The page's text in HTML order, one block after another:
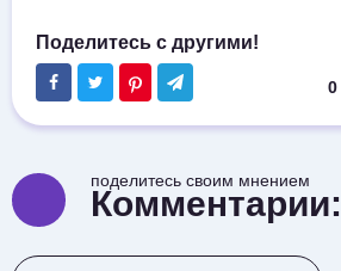
поделитесь своим мнением
Комментарии: